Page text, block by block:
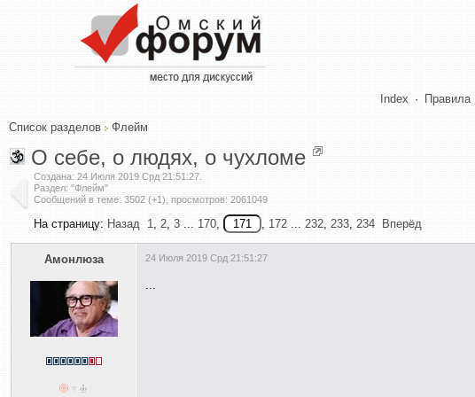
Index · Правила
Список разделов Флейм
О себе, о людях, о чухломе
Создана: 24 Июля 2019 Срд 21:51:27
Раздел: "Флейм"
Сообщений в теме: 3502 (+1), просмотров: 2061049
На страницу: Назад 1, 2, 3 ... 170, , 172... 232, 233, 234 Вперёд
Амонлюза 24 Июля 2019 Срд 21:51:27
...